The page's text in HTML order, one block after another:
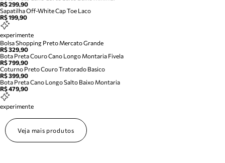
R$ 299,90
Sapatilha Off-White Cap Toe Laco
R$ 199,90
experimente
Bolsa Shopping Preto Mercato Grande
R$ 329,90
Bota Preta Couro Cano Longo Montaria Fivela
R$ 799,90
Coturno Preto Couro Tratorado Basico
R$ 399,90
Bota Preta Cano Longo Salto Baixo Montaria
R$ 479,90
experimente
Veja mais produtos